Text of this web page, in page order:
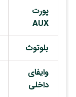
پورت
AUX
بلوتوث
وایفای
داخلی